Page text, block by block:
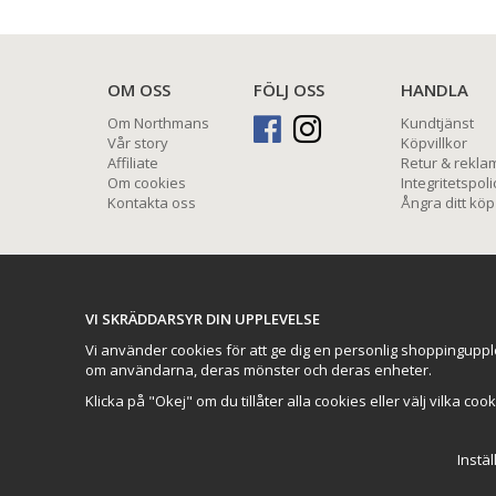
OM OSS
Om Northmans
Vår story
Affiliate
Om cookies
Kontakta oss
FÖLJ OSS HANDLA
Kundtjänst
Köpvillkor
Retur &
Ångra ditt köp
VI SKRÄDDARSYR DIN UPPLEVELSE
Vi använder cookies för att ge dig en personlig
om användarna, deras mönster och deras enheter.
Klicka på "Okej" om du tillåter alla cookies eller välj vilka